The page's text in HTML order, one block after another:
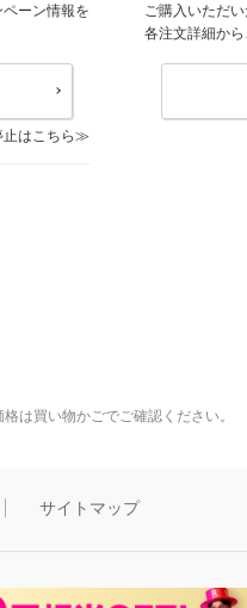
ーン情報を
はこちら
ご購入いただ
各注文詳細から
は買い物かごでご確認ください。
サイトマップ